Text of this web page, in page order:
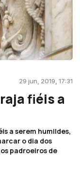
29 jun, 2019, 17:31
fiéis a
a serem humildes,
o dia dos
padroeiros de